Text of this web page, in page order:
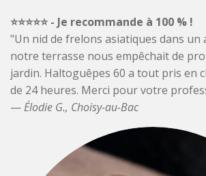
⭐️⭐️⭐️⭐️⭐️ - Je recommande à 100 % !
"Un nid de frelons asiatiques dans un
notre terrasse nous empêchait de
jardin. Haltoguêpes 60 a tout pris en
de 24 heures. Merci pour votre
—Élodie G., Choisy-au-Bac